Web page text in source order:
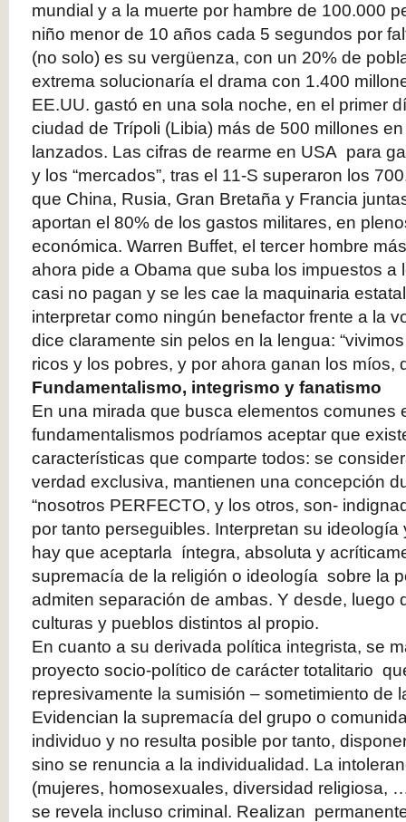
mundial y a la muerte por hambre de 100.000
niño menor de 10 años cada 5 segundos por
(no solo) es su vergüenza, con un 20% de
extrema solucionaría el drama con 1.400
EE.UU. gastó en una sola noche, en el primer
ciudad de Trípoli (Libia) más de 500 millones
lanzados. Las cifras de rearme en USA para
y los “mercados”, tras el 11-S superaron los
que China, Rusia, Gran Bretaña y Francia
aportan el 80% de los gastos militares, en
económica. Warren Buffet, el tercer hombre
ahora pide a Obama que suba los impuestos a
casi no pagan y se les cae la maquinaria
interpretar como ningún benefactor frente a la
dice claramente sin pelos en la lengua:
ricos y los pobres, y por ahora ganan los míos,
Fundamentalismo, integrismo y fanatismo
En una mirada que busca elementos comunes
fundamentalismos podríamos aceptar que
características que comparte todos: se
verdad exclusiva, mantienen una concepción
“nosotros PERFECTO, y los otros, son-
por tanto perseguibles. Interpretan su
hay que aceptarla íntegra, absoluta y
supremacía de la religión o ideología sobre la
admiten separación de ambas. Y desde, luego
culturas y pueblos distintos al propio.
En cuanto a su derivada política integrista, se
proyecto socio-político de carácter totalitario
represivamente la sumisión – sometimiento de
Evidencian la supremacía del grupo o
individuo y no resulta posible por tanto,
sino se renuncia a la individualidad. La
(mujeres, homosexuales, diversidad religiosa,
se revela incluso criminal. Realizan